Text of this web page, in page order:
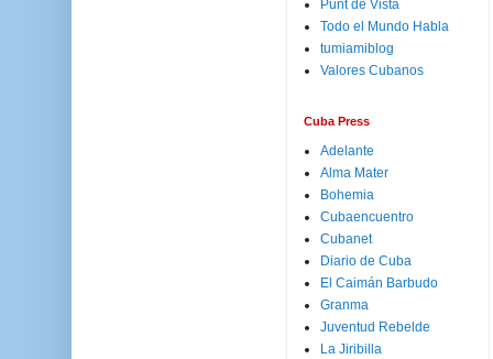
Punt de Vista
Todo el Mundo Habla
tumiamiblog
Valores Cubanos
Cuba Press
Adelante
Alma Mater
Bohemia
Cubaencuentro
Cubanet
Diario de Cuba
El Caimán Barbudo
Granma
Juventud Rebelde
La Jiribilla